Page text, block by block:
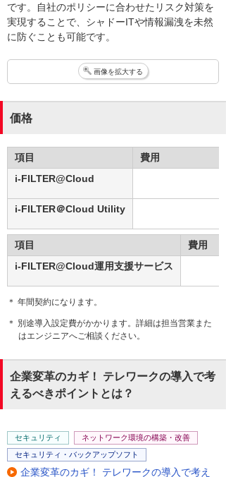
です。自社のポリシーに合わせたリスク対策を
実現することで、シャドーITや情報漏洩を未然
に防ぐことも可能です。
画像を拡大する
価格
項目
費用
i-FILTER@Cloud
i-FILTER＠Cloud Utility
項目
費用
i-FILTER@Cloud運用支援サービス
＊ 年間契約になります。
＊ 別途導入設定費がかかります。詳細は担当営業また
はエンジニアへご相談ください。
企業変革のカギ！ テレワークの導入で考
えるべきポイントとは？
セキュリティ
ネットワーク環境の構築・改善
セキュリティ・バックアップソフト
企業変革のカギ！ テレワークの導入で考え